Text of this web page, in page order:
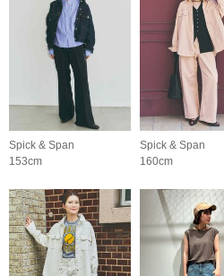
Spick & Span
153cm
Spick & Span
160cm